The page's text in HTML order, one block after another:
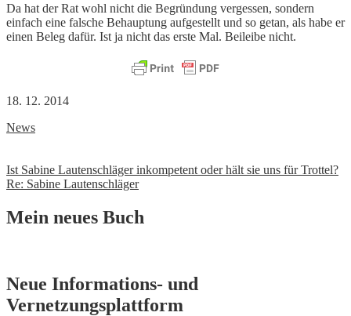
Da hat der Rat wohl nicht die Begründung vergessen, sondern
einfach eine falsche Behauptung aufgestellt und so getan, als habe er
einen Beleg dafür. Ist ja nicht das erste Mal. Beileibe nicht.
18. 12. 2014
News
Beitrags-
Navigation
Ist Sabine Lautenschläger inkompetent oder hält sie uns für Trottel?
Re: Sabine Lautenschläger
Mein neues Buch
Neue Informations- und
Vernetzungsplattform